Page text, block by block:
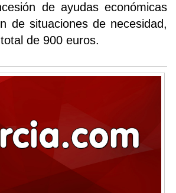
de ayudas económicas
de situaciones de necesidad,
de 900 euros.